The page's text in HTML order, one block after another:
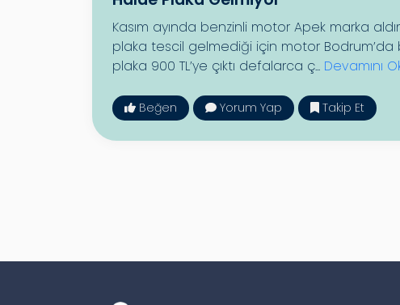
Kasım ayında benzinli motor Apek marka
plaka tescil gelmediği için motor Bodrum’da
plaka 900 TL’ye çıktı defalarca ç... Devamını
Beğen Yorum Yap Takip Et